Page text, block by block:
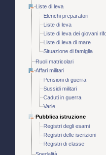
Liste di leva
Elenchi preparatori
Liste di leva
Liste di leva dei giovani
Liste di leva di mare
Situazione di famiglia
Ruoli matricolari
Affari militari
Pensioni di guerra
Sussidi militari
Caduti in guerra
Varie
Pubblica istruzione
Registri degli esami
Registri delle iscrizioni
Registri di classe